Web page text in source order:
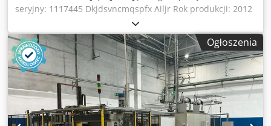
seryjny: 1117445 Dkjdsvncmqspfx Ailjr Rok produkcji: 2012
Waga: 1700kg Uniwersalny bez synchronizacji
Ogłoszenia